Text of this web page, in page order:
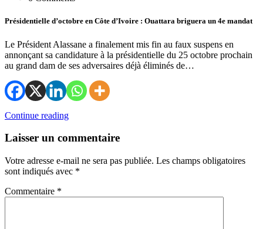
Présidentielle d’octobre en Côte d’Ivoire : Ouattara briguera un 4e mandat
Le Président Alassane a finalement mis fin au faux suspens en
annonçant sa candidature à la présidentielle du 25 octobre prochain
au grand dam de ses adversaires déjà éliminés de…
Continue reading
Laisser un commentaire
Votre adresse e-mail ne sera pas publiée. Les champs obligatoires
sont indiqués avec *
Commentaire *